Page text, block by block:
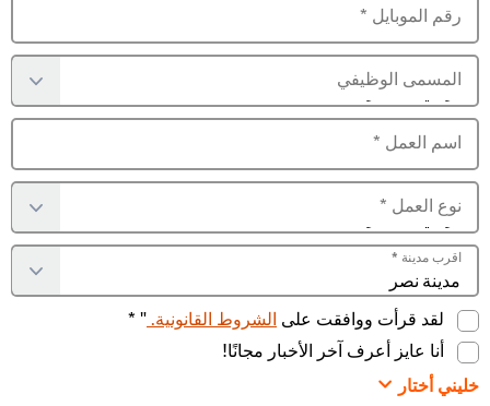
رقم الموبايل *
المسمى الوظيفي
اسم العمل *
نوع العمل *
اقرب مدينة *
لقد قرأت ووافقت على الشروط القانونية." *
أنا عايز أعرف آخر الأخبار مجانًا!
خليني أختار